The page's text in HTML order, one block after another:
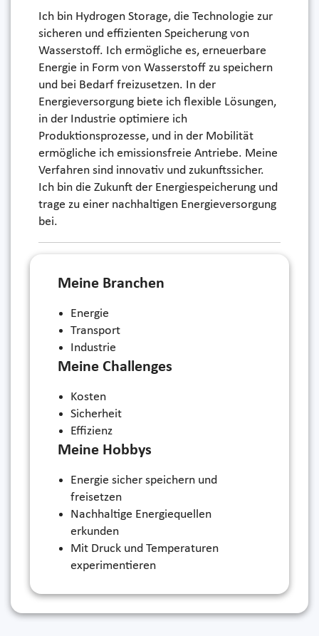
Ich bin Hydrogen Storage, die Technologie zur
sicheren und effizienten Speicherung von
Wasserstoff. Ich ermögliche es, erneuerbare
Energie in Form von Wasserstoff zu speichern
und bei Bedarf freizusetzen. In der
Energieversorgung biete ich flexible Lösungen,
in der Industrie optimiere ich
Produktionsprozesse, und in der Mobilität
ermögliche ich emissionsfreie Antriebe. Meine
Verfahren sind innovativ und zukunftssicher.
Ich bin die Zukunft der Energiespeicherung und
trage zu einer nachhaltigen Energieversorgung
bei.
Meine Branchen
Energie
Transport
Industrie
Meine Challenges
Kosten
Sicherheit
Effizienz
Meine Hobbys
Energie sicher speichern und
freisetzen
Nachhaltige Energiequellen
erkunden
Mit Druck und Temperaturen
experimentieren